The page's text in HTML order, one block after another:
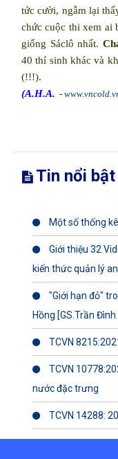
tức cười, ngẫm lại
chức cuộc thi xem ai
giống Sáclô nhất.
40 thí sinh khác và
(!!!).
(A.H.A. -
Tin nổi bật
Một số thống
Giới thiệu 32
kiến thức quản lý
"Giới hạn đỏ"
Hồng [GS.Trần Đình
TCVN
TCVN
nước đặc trưng
TCVN 14288: